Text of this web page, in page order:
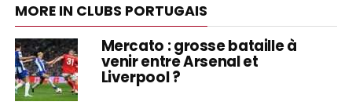
MORE IN CLUBS PORTUGAIS
Mercato : grosse bataille à
venir entre Arsenal et
Liverpool ?